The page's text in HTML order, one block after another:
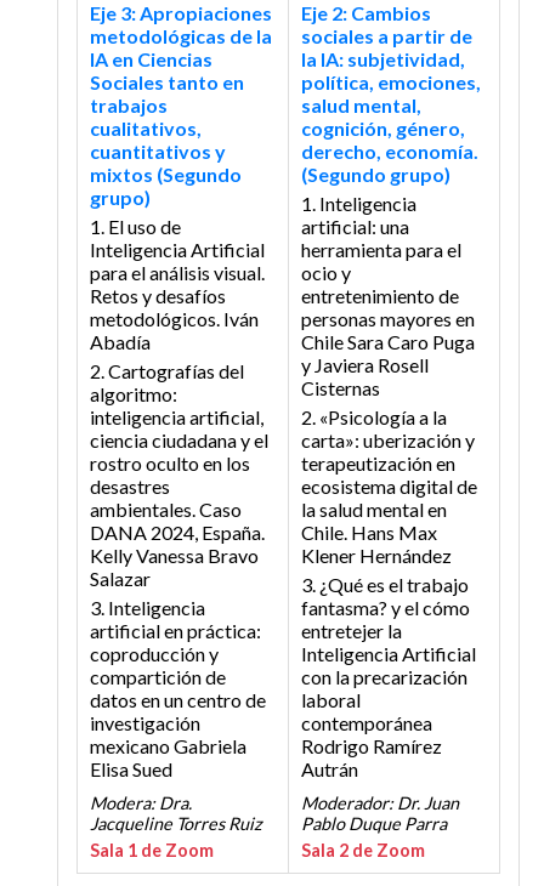
Eje 3: Apropiaciones
metodológicas de la
IA en Ciencias
Sociales tanto en
trabajos
cualitativos,
cuantitativos y
mixtos (Segundo
grupo)
1. El uso de
Inteligencia Artificial
para el análisis visual.
Retos y desafíos
metodológicos. Iván
Abadía
2. Cartografías del
algoritmo:
inteligencia artificial,
ciencia ciudadana y el
rostro oculto en los
desastres
ambientales. Caso
DANA 2024, España.
Kelly Vanessa Bravo
Salazar
3. Inteligencia
artificial en práctica:
coproducción y
compartición de
datos en un centro de
investigación
mexicanoGabriela
Elisa Sued
Modera: Dra.
Jacqueline Torres Ruiz
Sala 1 de Zoom
Eje 2: Cambios
sociales a partir de
la IA: subjetividad,
política, emociones,
salud mental,
cognición, género,
derecho, economía.
(Segundo grupo)
1. Inteligencia
artificial: una
herramienta para el
ocio y
entretenimiento de
personas mayores en
ChileSara Caro Puga
y Javiera Rosell
Cisternas
2. «Psicología a la
carta»: uberización y
terapeutización en
ecosistema digital de
la salud mental en
Chile. Hans Max
Klener Hernández
3. ¿Qué es el trabajo
fantasma? y el cómo
entretejer la
Inteligencia Artificial
con la precarización
laboral
contemporánea
Rodrigo Ramírez
Autrán
Moderador: Dr. Juan
Pablo Duque Parra
Sala 2 de Zoom